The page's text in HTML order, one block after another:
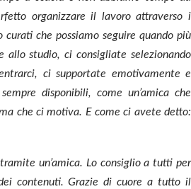
organizzare il lavoro attraverso i
che possiamo seguire quando più
allo studio, ci consigliate selezionando
ci supportate emotivamente e
disponibili, come un’amica che
che ci motiva. E come ci avete detto:
un’amica. Lo consiglio a tutti per
contenuti. Grazie di cuore a tutto il